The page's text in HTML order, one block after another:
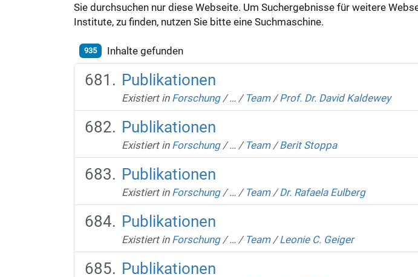
Sie durchsuchen nur diese Webseite. Um Suchergebnisse für weitere
Institute, zu finden, nutzen Sie bitte eine Suchmaschine.
935 Inhalte gefunden
Publikationen
Existiert in Forschung /… / Team /Prof. Dr. David Kaldewey
Publikationen
Existiert in Forschung /… / Team /Berit Stoppa
Publikationen
Existiert in Forschung /… / Team /Dr. Rafaela Eulberg
Publikationen
Existiert in Forschung /… / Team /Leonie C. Geiger
Publikationen